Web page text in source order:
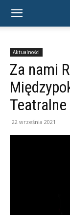
TELEWIZJA
NISKO
Aktualności
Za nami
Teatralne
22 września 2021